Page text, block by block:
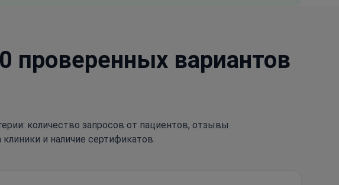
проверенных вариантов
количество запросов от пациентов, отзывы
и наличие сертификатов.